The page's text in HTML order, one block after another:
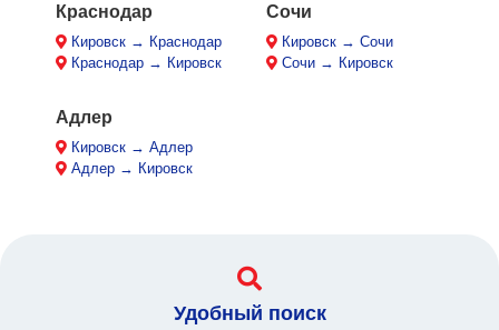
Краснодар
Кировск → Краснодар
Краснодар → Кировск
Сочи
Кировск → Сочи
Сочи → Кировск
Адлер
Кировск → Адлер
Адлер → Кировск
Удобный поиск